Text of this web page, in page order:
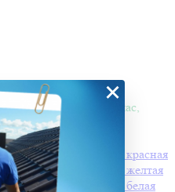
Покупайте - сейчас,
60*60см, красная
динамикой, 60*60см, желтая
динамикой, 60*60см, белая
×